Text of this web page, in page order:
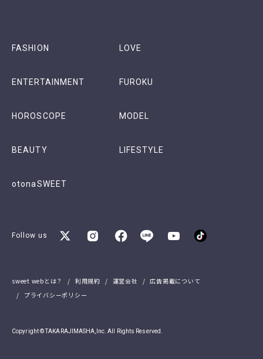
FASHION LOVE
ENTERTAINMENT FUROKU
HOROSCOPE MODEL
BEAUTY LIFESTYLE
otonaSWEET
Follow us
sweet webとは？ 利用規約 運営会社
広告掲載について
プライバシーポリシー
Copyright © TAKARAJIMASHA,Inc. All Rights Reserved.